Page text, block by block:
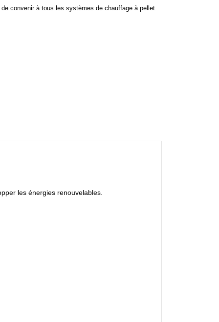
convenir à tous les systèmes de chauffage à pellet.
les énergies renouvelables.